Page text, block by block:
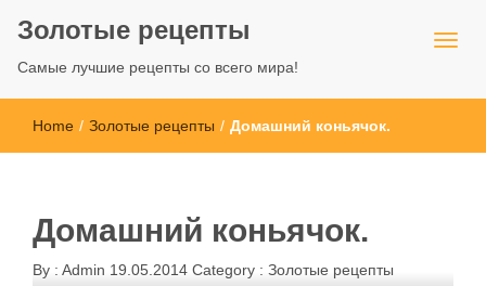
Золотые рецепты
Самые лучшие рецепты со всего мира!
Home / Золотые рецепты / Домашний коньячок.
Домашний коньячок.
By : Admin 19.05.2014 Category : Золотые рецепты